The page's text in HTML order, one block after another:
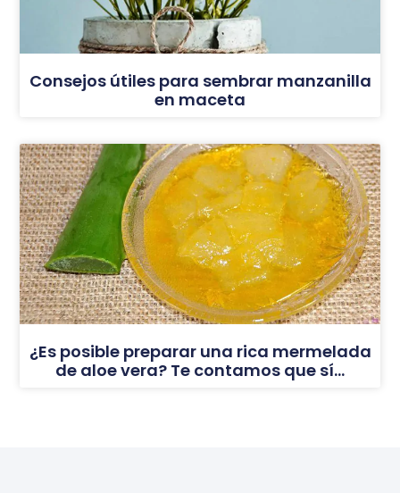
Consejos útiles para sembrar manzanilla
en maceta
¿Es posible preparar una rica mermelada
de aloe vera? Te contamos que sí…